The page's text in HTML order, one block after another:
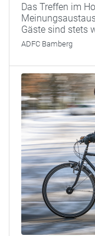
Das Treffen im
Gäste sind stets
ADFC Bamberg